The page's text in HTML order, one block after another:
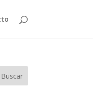
Buscar